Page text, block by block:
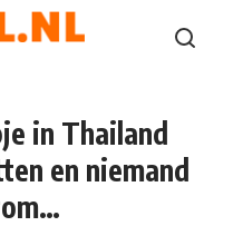
in Thailand
en niemand